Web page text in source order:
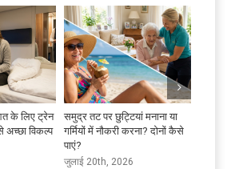
के लिए ट्रेन
अच्छा विकल्प
समुद्र तट पर छुट्टियां मनाना या
गर्मियों में नौकरी करना? दोनों कैसे
पाएं?
जुलाई 20th, 2026